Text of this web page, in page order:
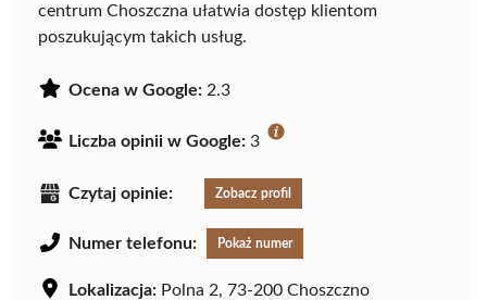
centrum Choszczna ułatwia dostęp klientom
poszukującym takich usług.
Ocena w Google: 2.3
Liczba opinii w Google: 3
Czytaj opinie: Zobacz profil
Numer telefonu: Pokaż numer
Lokalizacja: Polna 2, 73-200 Choszczno